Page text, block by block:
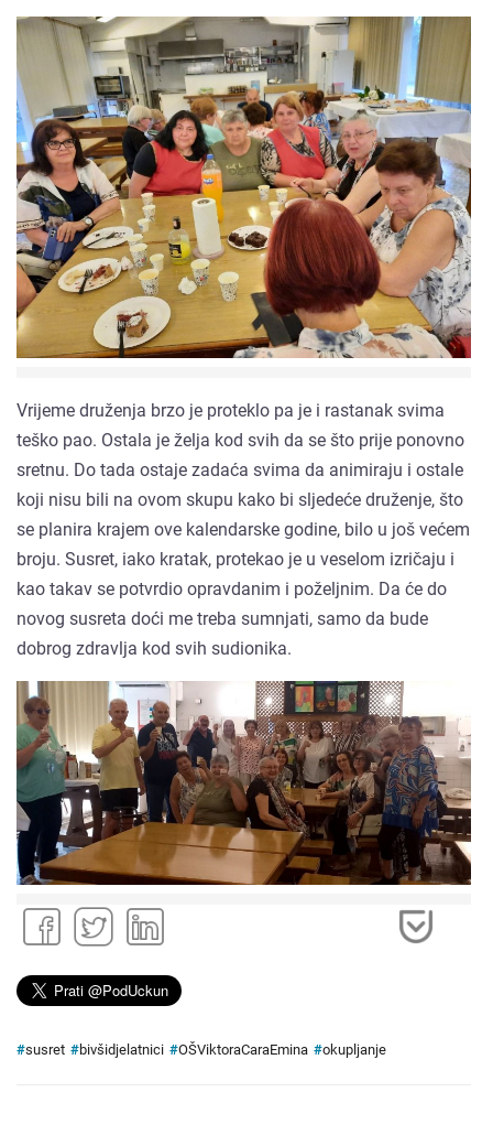
Vrijeme druženja brzo je proteklo pa je i rastanak svima
teško pao. Ostala je želja kod svih da se što prije ponovno
sretnu. Do tada ostaje zadaća svima da animiraju i ostale
koji nisu bili na ovom skupu kako bi sljedeće druženje, što
se planira krajem ove kalendarske godine, bilo u još većem
broju. Susret, iako kratak, protekao je u veselom izričaju i
kao takav se potvrdio opravdanim i poželjnim. Da će do
novog susreta doći me treba sumnjati, samo da bude
dobrog zdravlja kod svih sudionika.
#susret #bivšidjelatnici #OŠViktoraCaraEmina #okupljanje